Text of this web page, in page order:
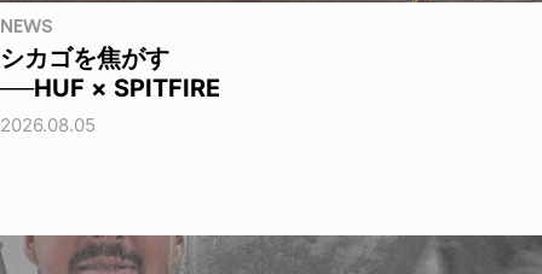
NEWS
シカゴを焦がす
──HUF × SPITFIRE
2026.08.05